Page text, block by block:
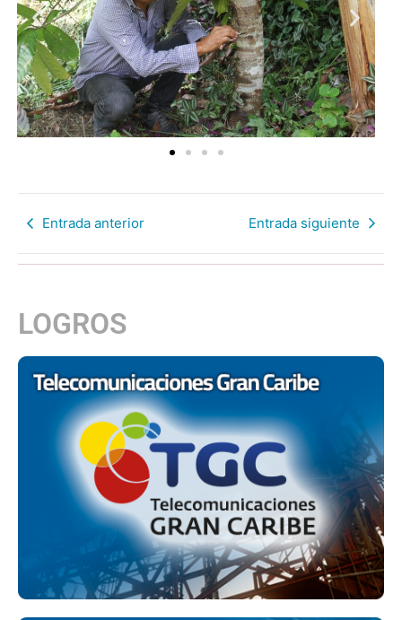
Entrada anterior Entrada siguiente
LOGROS